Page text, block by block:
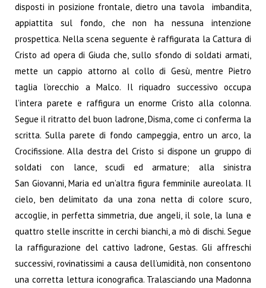
disposti in posizione frontale, dietro una tavola imbandita,
appiattita sul fondo, che non ha nessuna intenzione
prospettica. Nella scena seguente è raffigurata la Cattura di
Cristo ad opera di Giuda che, sullo sfondo di soldati armati,
mette un cappio attorno al collo di Gesù, mentre Pietro
taglia l’orecchio a Malco. Il riquadro successivo occupa
l’intera parete e raffigura un enorme Cristo alla colonna.
Segue il ritratto del buon ladrone, Disma, come ci conferma la
scritta. Sulla parete di fondo campeggia, entro un arco, la
Crocifissione. Alla destra del Cristo si dispone un gruppo di
soldati con lance, scudi ed armature; alla sinistra
San Giovanni, Maria ed un’altra figura femminile aureolata. Il
cielo, ben delimitato da una zona netta di colore scuro,
accoglie, in perfetta simmetria, due angeli, il sole, la luna e
quattro stelle inscritte in cerchi bianchi, a mò di dischi. Segue
la raffigurazione del cattivo ladrone, Gestas. Gli affreschi
successivi, rovinatissimi a causa dell’umidità, non consentono
una corretta lettura iconografica. Tralasciando una Madonna